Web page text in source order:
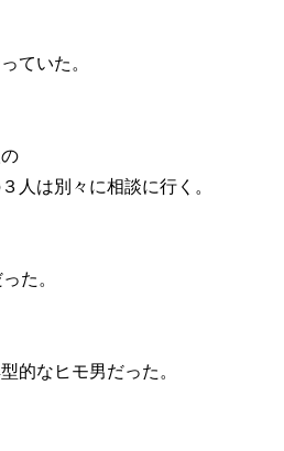
ていた。
人は別々に相談に行く。
た。
的なヒモ男だった。